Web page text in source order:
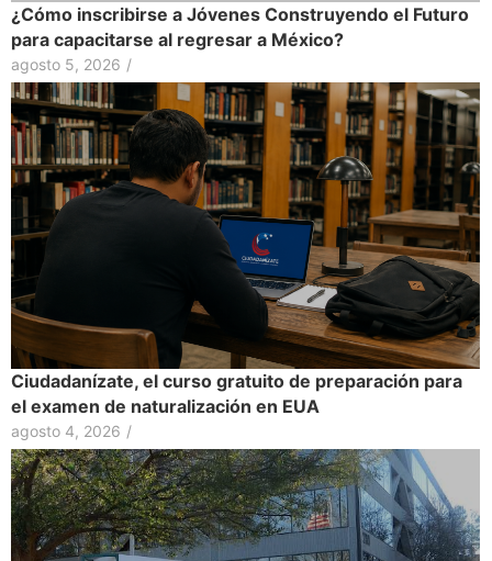
¿Cómo inscribirse a Jóvenes Construyendo el Futuro
para capacitarse al regresar a México?
agosto 5, 2026 /
Ciudadanízate, el curso gratuito de preparación para
el examen de naturalización en EUA
agosto 4, 2026 /